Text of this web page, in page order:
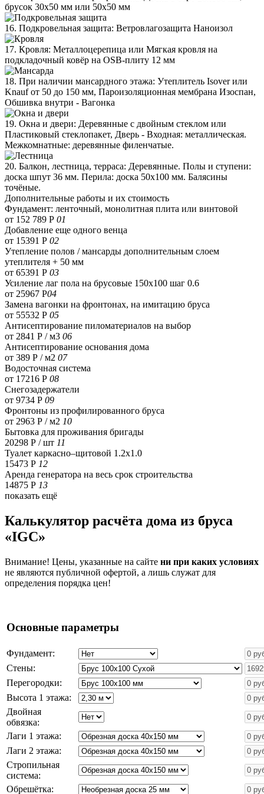
брусок 30х50 мм или 50х50 мм
16. Подкровельная защита: Ветровлагозащита Наноизол
17. Кровля: Металлоцерепица или Мягкая кровля на
подкладочный ковёр на OSB-плиту 12 мм
18. При наличии мансардного этажа: Утеплитель Isover или
Knauf от 50 до 150 мм, Пароизоляционная мембрана Изоспан,
Обшивка внутри - Вагонка
19. Окна и двери: Деревянные с двойным стеклом или
Пластиковый стеклопакет, Дверь - Входная: металлическая.
Межкомнатные: деревянные филенчатые.
20. Балкон, лестница, терраса: Деревянные. Полы и ступени:
доска шпут 36 мм. Перила: доска 50х100 мм. Балясины
точёные.
Дополнительные работы и их стоимость
Фундамент: ленточный, монолитная плита или винтовой
от 152 789 Р 01
Добавление еще одного венца
от 15391 Р 02
Утепление полов / мансарды дополнительным слоем
утеплителя + 50 мм
от 65391 Р 03
Усиление лаг пола на брусовые 150х100 шаг 0.6
от 25967 Р04
Замена вагонки на фронтонах, на имитацию бруса
от 55532 Р 05
Антисептирование пиломатериалов на выбор
от 2841 Р / м3 06
Антисептирование основания дома
от 389 Р / м2 07
Водосточная система
от 17216 Р 08
Снегозадержатели
от 9734 Р 09
Фронтоны из профилированного бруса
от 2963 Р / м2 10
Бытовка для проживания бригады
20298 Р / шт 11
Туалет каркасно–щитовой 1.2х1.0
15473 Р 12
Аренда генератора на весь срок строительства
14875 Р 13
показать ещё
Калькулятор расчёта дома из бруса
«IGC»
Внимание! Цены, указанные на сайте ни при каких условиях
не являются публичной офертой, а лишь служат для
определения порядка цен!
Основные параметры
Фундамент:
Стены:
Перегородки:
Высота 1 этажа:
Двойная
обвязка:
Лаги 1 этажа:
Лаги 2 этажа:
Стропильная
система:
Обрешётка: